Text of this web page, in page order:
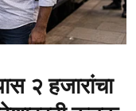
२ हजारांचा